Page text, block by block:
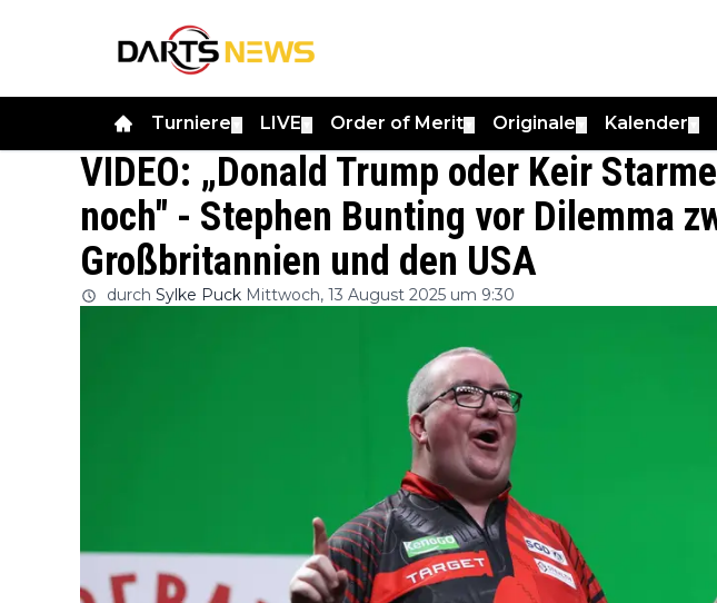
Turniere LIVE Order of Merit Originale Kalender
VIDEO: „Donald Trump oder Keir
noch" - Stephen Bunting vor Dilemma
Großbritannien und den USA
durch Sylke Puck Mittwoch, 13 August 2025 um 9:30